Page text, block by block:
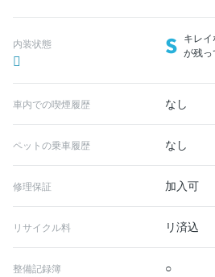
内装状態 S キレ
が残っ
車内での喫煙履歴 なし
ペットの乗車履歴 なし
修理保証 加入可
リサイクル料 リ済込
整備記録簿 ○